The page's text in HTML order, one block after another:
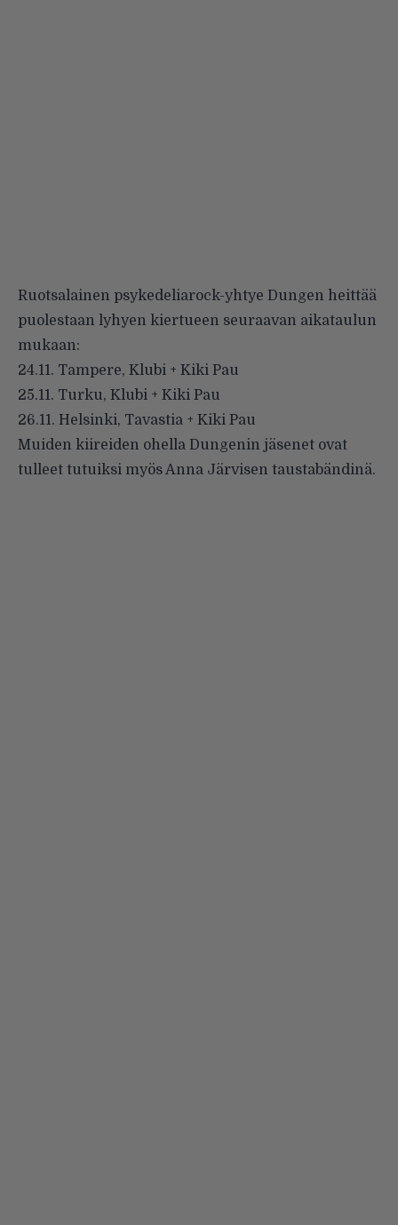
Ruotsalainen psykedeliarock-yhtye Dungen heittää
puolestaan lyhyen kiertueen seuraavan aikataulun
mukaan:
24.11. Tampere, Klubi + Kiki Pau
25.11. Turku, Klubi + Kiki Pau
26.11. Helsinki, Tavastia + Kiki Pau
Muiden kiireiden ohella Dungenin jäsenet ovat
tulleet tutuiksi myös Anna Järvisen taustabändinä.